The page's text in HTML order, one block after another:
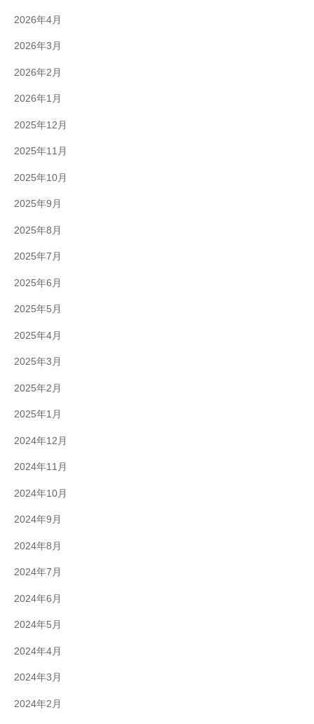
2026年4月
2026年3月
2026年2月
2026年1月
2025年12月
2025年11月
2025年10月
2025年9月
2025年8月
2025年7月
2025年6月
2025年5月
2025年4月
2025年3月
2025年2月
2025年1月
2024年12月
2024年11月
2024年10月
2024年9月
2024年8月
2024年7月
2024年6月
2024年5月
2024年4月
2024年3月
2024年2月